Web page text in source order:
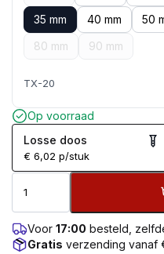
35 mm
40 mm 50
80 mm
90 mm
TX-20
Op voorraad
Losse doos
€ 6,02 p/stuk
Voor 17:00 besteld,
Gratis verzending vanaf